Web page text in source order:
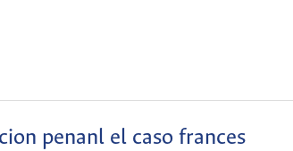
penanl el caso frances